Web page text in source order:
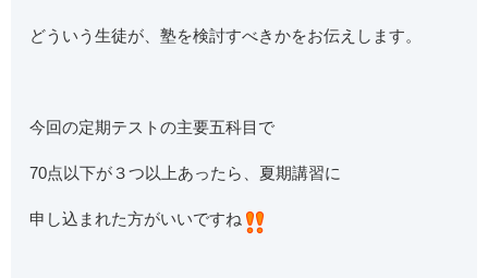
どういう生徒が、塾を検討すべきかをお伝えします。
今回の定期テストの主要五科目で
70点以下が３つ以上あったら、夏期講習に
申し込まれた方がいいですね